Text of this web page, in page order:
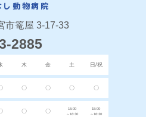
し動物病院
市篭屋 3-17-33
2885
木 金 土 日/祝
〇 〇 〇 〇
〇 〇
15:00
～16:30
15:00
～16:30